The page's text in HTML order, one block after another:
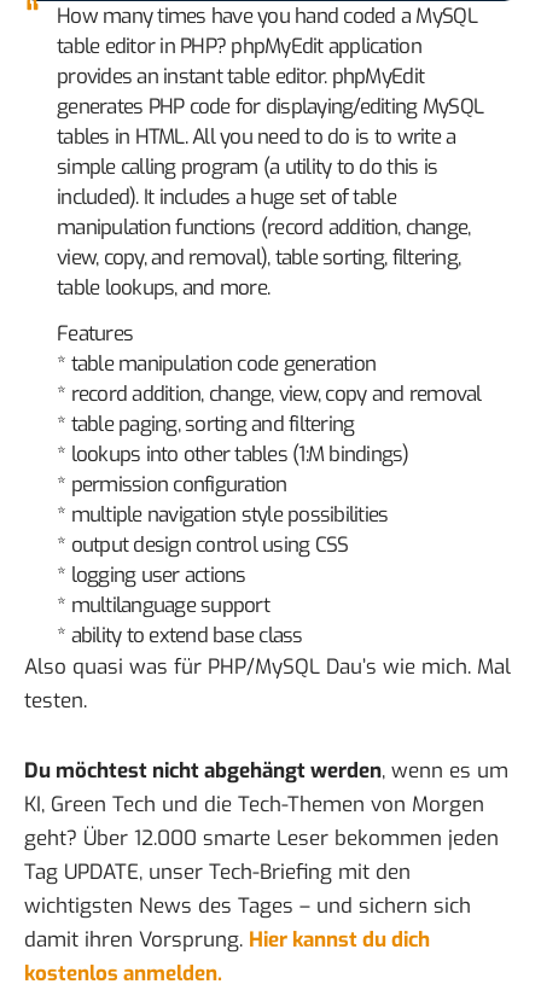
How many times have you hand coded a MySQL
table editor in PHP? phpMyEdit application
provides an instant table editor. phpMyEdit
generates PHP code for displaying/editing MySQL
tables in HTML. All you need to do is to write a
simple calling program (a utility to do this is
included). It includes a huge set of table
manipulation functions (record addition, change,
view, copy, and removal), table sorting, filtering,
table lookups, and more.
Features
* table manipulation code generation
* record addition, change, view, copy and removal
* table paging, sorting and filtering
* lookups into other tables (1:M bindings)
* permission configuration
* multiple navigation style possibilities
* output design control using CSS
* logging user actions
* multilanguage support
* ability to extend base class
Also quasi was für PHP/MySQL Dau’s wie mich. Mal
testen.
Du möchtest nicht abgehängt werden, wenn es um
KI, Green Tech und die Tech-Themen von Morgen
geht? Über 12.000 smarte Leser bekommen jeden
Tag UPDATE, unser Tech-Briefing mit den
wichtigsten News des Tages – und sichern sich
damit ihren Vorsprung. Hier kannst du dich
kostenlos anmelden.